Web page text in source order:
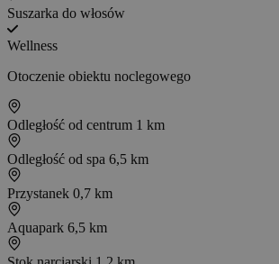
Suszarka do włosów
Wellness
Otoczenie obiektu noclegowego
Odległość od centrum 1 km
Odległość od spa 6,5 km
Przystanek 0,7 km
Aquapark 6,5 km